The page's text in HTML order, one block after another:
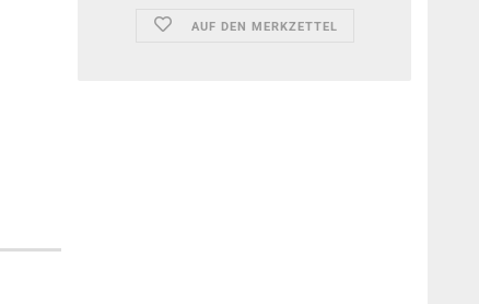
AUF DEN MERKZETTEL